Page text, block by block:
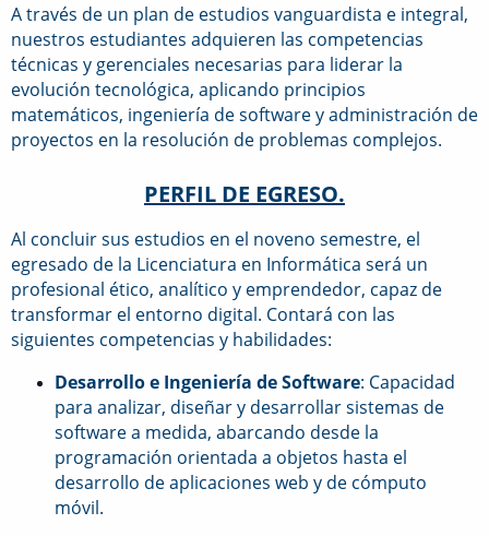
A través de un plan de estudios vanguardista e integral,
nuestros estudiantes adquieren las competencias
técnicas y gerenciales necesarias para liderar la
evolución tecnológica, aplicando principios
matemáticos, ingeniería de software y administración de
proyectos en la resolución de problemas complejos.
PERFIL DE EGRESO.
Al concluir sus estudios en el noveno semestre, el
egresado de la Licenciatura en Informática será un
profesional ético, analítico y emprendedor, capaz de
transformar el entorno digital. Contará con las
siguientes competencias y habilidades:
Desarrollo e Ingeniería de Software: Capacidad
para analizar, diseñar y desarrollar sistemas de
software a medida, abarcando desde la
programación orientada a objetos hasta el
desarrollo de aplicaciones web y de cómputo
móvil.